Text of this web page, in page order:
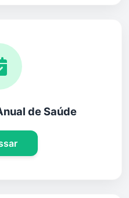
de Saúde